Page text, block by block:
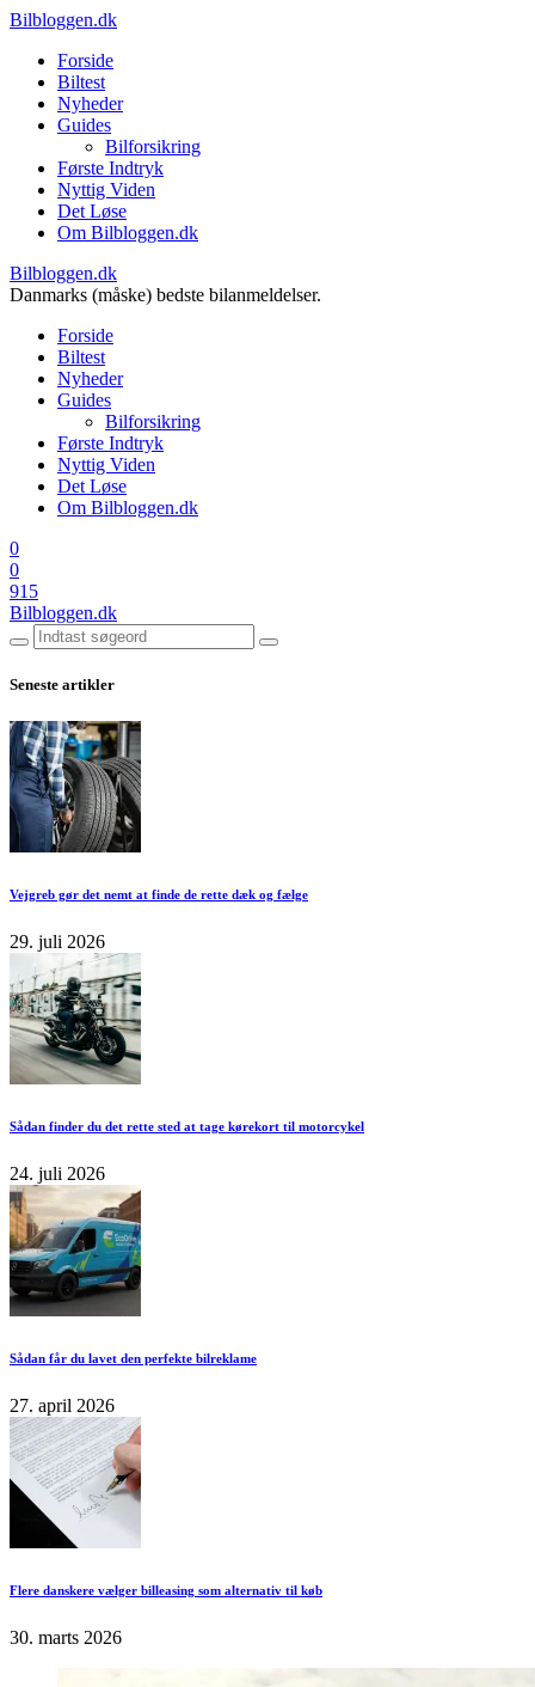
Bilbloggen.dk
Forside
Biltest
Nyheder
Guides
Bilforsikring
Første Indtryk
Nyttig Viden
Det Løse
Om Bilbloggen.dk
Bilbloggen.dk
Danmarks (måske) bedste bilanmeldelser.
Forside
Biltest
Nyheder
Guides
Bilforsikring
Første Indtryk
Nyttig Viden
Det Løse
Om Bilbloggen.dk
0
0
915
Bilbloggen.dk
Seneste artikler
Vejgreb gør det nemt at finde de rette dæk og fælge
29. juli 2026
Sådan finder du det rette sted at tage kørekort til motorcykel
24. juli 2026
Sådan får du lavet den perfekte bilreklame
27. april 2026
Flere danskere vælger billeasing som alternativ til køb
30. marts 2026